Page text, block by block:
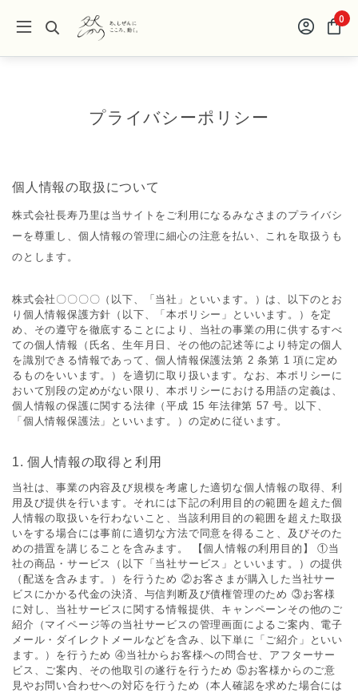
0
プライバシーポリシー
個人情報の取扱について
株式会社長寿乃里は当サイトをご利用になるみなさまのプライバシ
ーを尊重し、個人情報の管理に細心の注意を払い、これを取扱うも
のとします。
株式会社〇〇〇〇（以下、「当社」といいます。）は、以下のとお
り個⼈情報保護⽅針（以下、「本ポリシー」といいます。）を定
め、その遵守を徹底することにより、当社の事業の⽤に供するすべ
ての個⼈情報（⽒名、⽣年⽉⽇、その他の記述等により特定の個⼈
を識別できる情報であって、個⼈情報保護法第 2 条第 1 項に定め
るものをいいます。）を適切に取り扱います。なお、本ポリシーに
おいて別段の定めがない限り、本ポリシーにおける⽤語の定義は、
個⼈情報の保護に関する法律（平成 15 年法律第 57 号。以下、
「個⼈情報保護法」といいます。）の定めに従います。
1. 個⼈情報の取得と利⽤
当社は、事業の内容及び規模を考慮した適切な個⼈情報の取得、利
⽤及び提供を⾏います。それには下記の利⽤⽬的の範囲を超えた個
⼈情報の取扱いを⾏わないこと、当該利⽤⽬的の範囲を超えた取扱
いをする場合には事前に適切な⽅法で同意を得ること、及びそのた
めの措置を講じることを含みます。 【個⼈情報の利⽤⽬的】 ①当
社の商品・サービス（以下「当社サービス」といいます。）の提供
（配送を含みます。）を⾏うため ②お客さまが購⼊した当社サー
ビスにかかる代⾦の決済、与信判断及び債権管理のため ③お客様
に対し、当社サービスに関する情報提供、キャンペーンその他のご
紹介（マイページ等の当社サービスの管理画⾯によるご案内、電⼦
メール・ダイレクトメールなどを含み、以下単に「ご紹介」といい
ます。）を⾏うため ④当社からお客様への問合せ、アフターサー
ビス、ご案内、その他取引の遂⾏を⾏うため ⑤お客様からのご意
⾒やお問い合わせへの対応を⾏うため（本⼈確認を求めた場合には